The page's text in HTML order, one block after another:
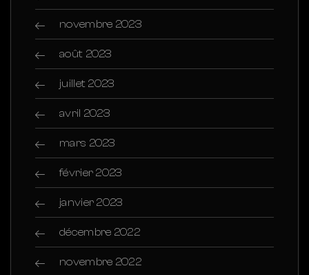
novembre 2023
août 2023
juillet 2023
avril 2023
mars 2023
février 2023
janvier 2023
décembre 2022
novembre 2022